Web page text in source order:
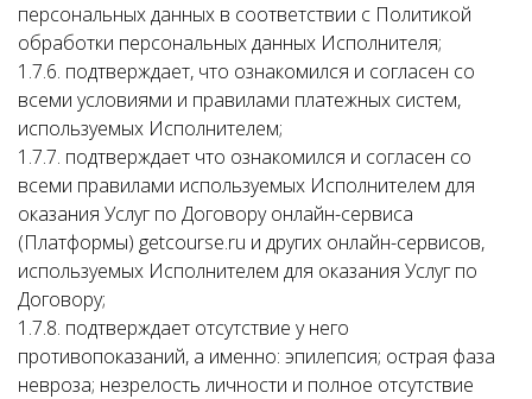
персональных данных в соответствии с Политикой
обработки персональных данных Исполнителя;
1.7.6. подтверждает, что ознакомился и согласен со
всеми условиями и правилами платежных систем,
используемых Исполнителем;
1.7.7. подтверждает что ознакомился и согласен со
всеми правилами используемых Исполнителем для
оказания Услуг по Договору онлайн-сервиса
(Платформы) getcourse.ru и других онлайн-сервисов,
используемых Исполнителем для оказания Услуг по
Договору;
1.7.8. подтверждает отсутствие у него
противопоказаний, а именно: эпилепсия; острая фаза
невроза; незрелость личности и полное отсутствие